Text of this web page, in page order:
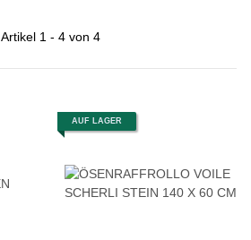
Artikel 1 - 4 von 4
AUF LAGER